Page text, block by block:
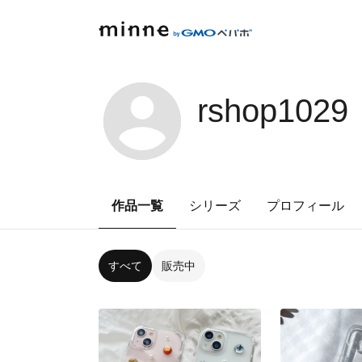
rshop1029
作品一覧 シリーズ プロフィール
すべて 販売中